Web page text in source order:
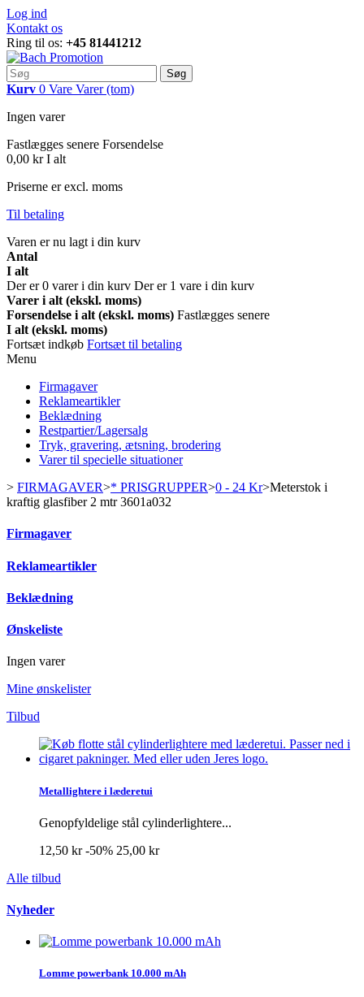
Log ind
Kontakt os
Ring til os: +45 81441212
Søg
Kurv 0 Vare Varer (tom)
Ingen varer
Fastlægges senere Forsendelse
0,00 kr I alt
Priserne er excl. moms
Til betaling
Varen er nu lagt i din kurv
Antal
I alt
Der er0 varer i din kurv Der er 1 vare i din kurv
Varer i alt (ekskl. moms)
Forsendelse i alt (ekskl. moms) Fastlægges senere
I alt (ekskl. moms)
Fortsæt indkøb Fortsæt til betaling
Menu
Firmagaver
Reklameartikler
Beklædning
Restpartier/Lagersalg
Tryk, gravering, ætsning, brodering
Varer til specielle situationer
> FIRMAGAVER>* PRISGRUPPER>0 - 24 Kr>Meterstok i
kraftig glasfiber 2 mtr 3601a032
Firmagaver
Reklameartikler
Beklædning
Ønskeliste
Ingen varer
Mine ønskelister
Tilbud
Metallightere i læderetui
Genopfyldelige stål cylinderlightere...
12,50 kr-50% 25,00 kr
Alle tilbud
Nyheder
Lomme powerbank 10.000 mAh